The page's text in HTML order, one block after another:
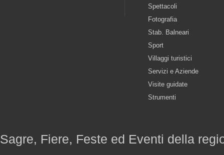
Spettacoli
Fotografia
Stab. Balneari
Sport
Villaggi turistici
Servizi e Aziende
Visite guidate
Strumenti
Sagre, Fiere, Feste ed Eventi della